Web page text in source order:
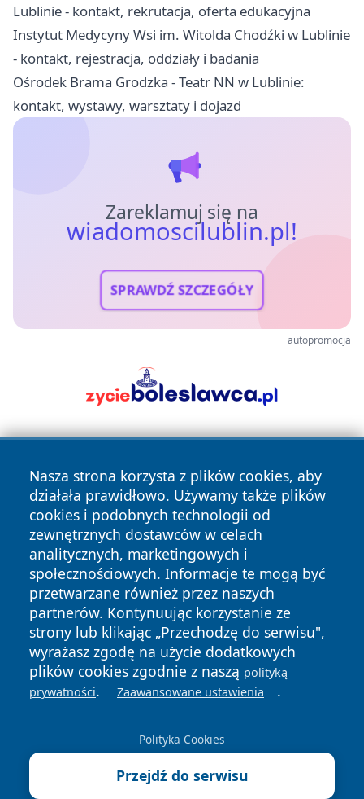
Lublinie - kontakt, rekrutacja, oferta edukacyjna
Instytut Medycyny Wsi im. Witolda Chodźki w Lublinie
- kontakt, rejestracja, oddziały i badania
Ośrodek Brama Grodzka - Teatr NN w Lublinie:
kontakt, wystawy, warsztaty i dojazd
Zareklamuj się na
wiadomoscilublin.pl!
SPRAWDŹ SZCZEGÓŁY
autopromocja
Nasza strona korzysta z plików cookies, aby
działała prawidłowo. Używamy także plików
cookies i podobnych technologii od
zewnętrznych dostawców w celach
analitycznych, marketingowych i
społecznościowych. Informacje te mogą być
przetwarzane również przez naszych
partnerów. Kontynuując korzystanie ze
strony lub klikając „Przechodzę do serwisu",
wyrażasz zgodę na użycie dodatkowych
plików cookies zgodnie z naszą polityką
prywatności. Zaawansowane ustawienia .
Polityka Cookies
Przejdź do serwisu
Copyright © 2026 wiadomoscilublin.pl Wszystkie prawa
zastrzeżone.
News Autorzy
Polityka
Prywatności
Polityka
Cookies